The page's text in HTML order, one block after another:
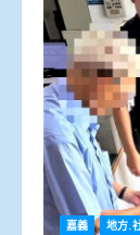
嘉義 地方.